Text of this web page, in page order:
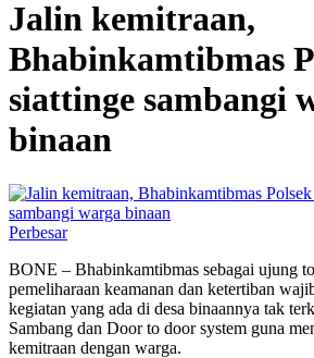
Jalin kemitraan,
Bhabinkamtibmas
siattinge sambangi
binaan
Perbesar
BONE – Bhabinkamtibmas sebagai ujung
pemeliharaan keamanan dan ketertiban
kegiatan yang ada di desa binaannya tak
Sambang dan Door to door system guna
kemitraan dengan warga.